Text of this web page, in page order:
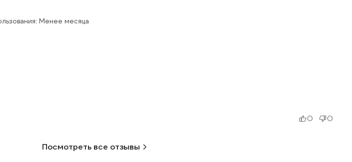
Менее месяца
0 0
Посмотреть все отзывы